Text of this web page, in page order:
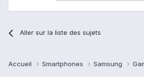
Aller sur la liste des sujets
Accueil Smartphones Samsung